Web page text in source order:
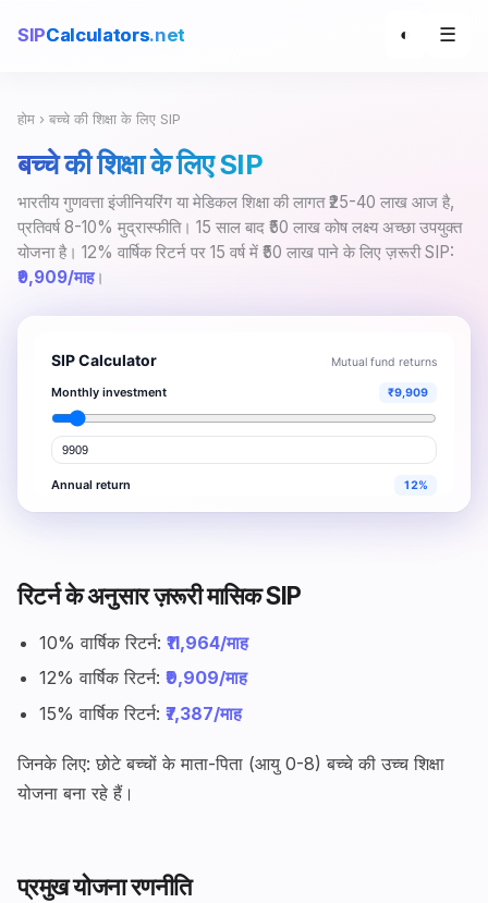
SIPCalculators.net ◐ ☰
होम › बच्चे की शिक्षा के लिए SIP
बच्चे की शिक्षा के लिए SIP
भारतीय गुणवत्ता इंजीनियरिंग या मेडिकल शिक्षा की लागत ₹25-40 लाख आज है,
प्रतिवर्ष 8-10% मुद्रास्फीति। 15 साल बाद ₹50 लाख कोष लक्ष्य अच्छा उपयुक्त
योजना है। 12% वार्षिक रिटर्न पर 15 वर्ष में ₹50 लाख पाने के लिए ज़रूरी SIP:
₹9,909/माह।
रिटर्न के अनुसार ज़रूरी मासिक SIP
10% वार्षिक रिटर्न: ₹11,964/माह
12% वार्षिक रिटर्न: ₹9,909/माह
15% वार्षिक रिटर्न: ₹7,387/माह
जिनके लिए: छोटे बच्चों के माता-पिता (आयु 0-8) बच्चे की उच्च शिक्षा
योजना बना रहे हैं।
प्रमुख योजना रणनीति